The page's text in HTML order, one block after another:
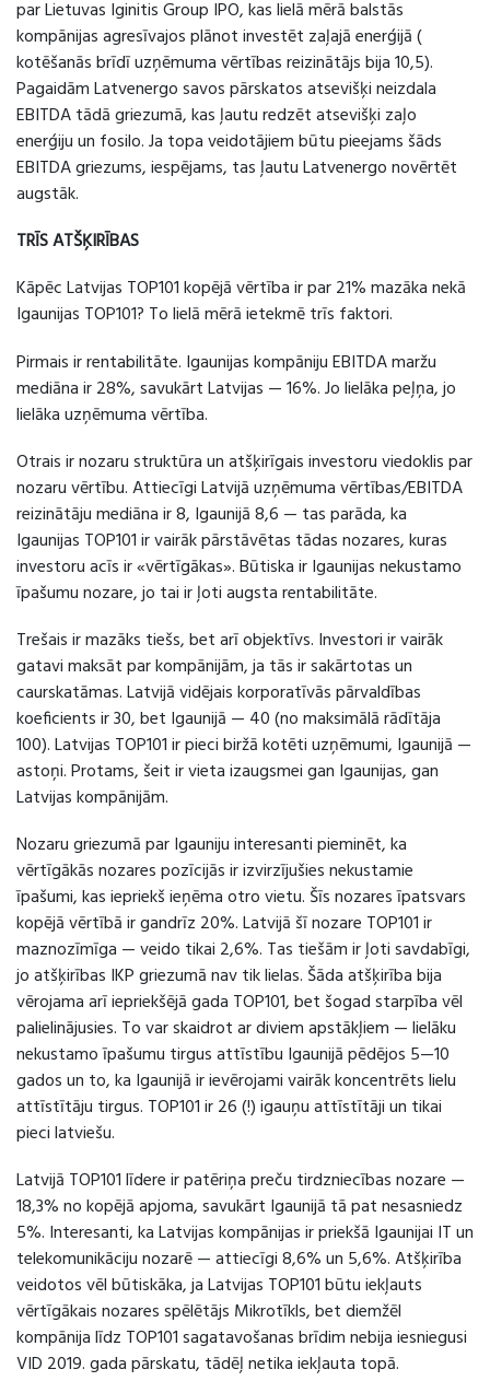
par Lietuvas Iginitis Group IPO, kas lielā mērā balstās
kompānijas agresīvajos plānot investēt zaļajā enerģijā (
kotēšanās brīdī uzņēmuma vērtības reizinātājs bija 10,5).
Pagaidām Latvenergo savos pārskatos atsevišķi neizdala
EBITDA tādā griezumā, kas ļautu redzēt atsevišķi zaļo
enerģiju un fosilo. Ja topa veidotājiem būtu pieejams šāds
EBITDA griezums, iespējams, tas ļautu Latvenergo novērtēt
augstāk.
TRĪS ATŠĶIRĪBAS
Kāpēc Latvijas TOP101 kopējā vērtība ir par 21% mazāka nekā
Igaunijas TOP101? To lielā mērā ietekmē trīs faktori.
Pirmais ir rentabilitāte. Igaunijas kompāniju EBITDA maržu
mediāna ir 28%, savukārt Latvijas — 16%. Jo lielāka peļņa, jo
lielāka uzņēmuma vērtība.
Otrais ir nozaru struktūra un atšķirīgais investoru viedoklis par
nozaru vērtību. Attiecīgi Latvijā uzņēmuma vērtības/EBITDA
reizinātāju mediāna ir 8, Igaunijā 8,6 — tas parāda, ka
Igaunijas TOP101 ir vairāk pārstāvētas tādas nozares, kuras
investoru acīs ir «vērtīgākas». Būtiska ir Igaunijas nekustamo
īpašumu nozare, jo tai ir ļoti augsta rentabilitāte.
Trešais ir mazāks tiešs, bet arī objektīvs. Investori ir vairāk
gatavi maksāt par kompānijām, ja tās ir sakārtotas un
caurskatāmas. Latvijā vidējais korporatīvās pārvaldības
koeficients ir 30, bet Igaunijā — 40 (no maksimālā rādītāja
100). Latvijas TOP101 ir pieci biržā kotēti uzņēmumi, Igaunijā —
astoņi. Protams, šeit ir vieta izaugsmei gan Igaunijas, gan
Latvijas kompānijām.
Nozaru griezumā par Igauniju interesanti pieminēt, ka
vērtīgākās nozares pozīcijās ir izvirzījušies nekustamie
īpašumi, kas iepriekš ieņēma otro vietu. Šīs nozares īpatsvars
kopējā vērtībā ir gandrīz 20%. Latvijā šī nozare TOP101 ir
maznozīmīga — veido tikai 2,6%. Tas tiešām ir ļoti savdabīgi,
jo atšķirības IKP griezumā nav tik lielas. Šāda atšķirība bija
vērojama arī iepriekšējā gada TOP101, bet šogad starpība vēl
palielinājusies. To var skaidrot ar diviem apstākļiem — lielāku
nekustamo īpašumu tirgus attīstību Igaunijā pēdējos 5—10
gados un to, ka Igaunijā ir ievērojami vairāk koncentrēts lielu
attīstītāju tirgus. TOP101 ir 26 (!) igauņu attīstītāji un tikai
pieci latviešu.
Latvijā TOP101 līdere ir patēriņa preču tirdzniecības nozare —
18,3% no kopējā apjoma, savukārt Igaunijā tā pat nesasniedz
5%. Interesanti, ka Latvijas kompānijas ir priekšā Igaunijai IT un
telekomunikāciju nozarē — attiecīgi 8,6% un 5,6%. Atšķirība
veidotos vēl būtiskāka, ja Latvijas TOP101 būtu iekļauts
vērtīgākais nozares spēlētājs Mikrotīkls, bet diemžēl
kompānija līdz TOP101 sagatavošanas brīdim nebija iesniegusi
VID 2019. gada pārskatu, tādēļ netika iekļauta topā.